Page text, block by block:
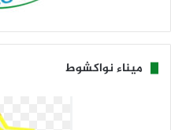
ميناء نواكشوط